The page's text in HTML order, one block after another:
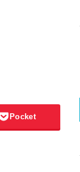
Pocket